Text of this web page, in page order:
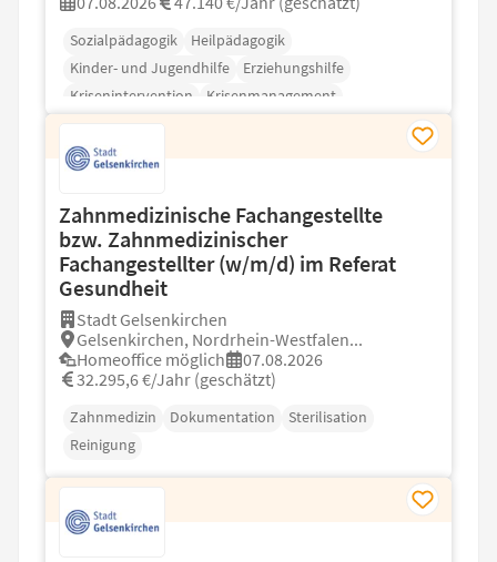
Sozialpädagogik
Heilpädagogik
Kinder- und Jugendhilfe
Erziehungshilfe
Krisenintervention
Krisenmanagement
Zahnmedizinische Fachangestellte
bzw. Zahnmedizinischer
Fachangestellter (w/m/d) im Referat
Gesundheit
Stadt Gelsenkirchen
Gelsenkirchen, Nordrhein-Westfalen...
Homeoffice möglich
07.08.2026
32.295,6 €/Jahr (geschätzt)
Zahnmedizin Dokumentation
Sterilisation
Reinigung